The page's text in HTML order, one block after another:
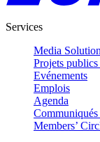
Services
Media
Projets publics
Evénements
Emplois
Agenda
Communiqués
Members’